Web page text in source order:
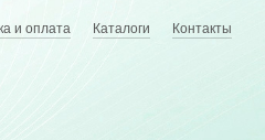
и оплата Каталоги Контакты